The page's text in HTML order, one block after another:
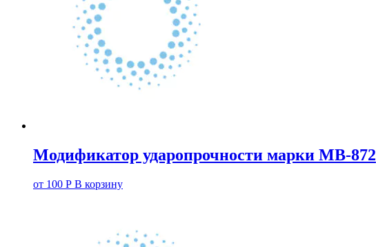
Модификатор ударопрочности марки МВ-872
от 100 Р В корзину